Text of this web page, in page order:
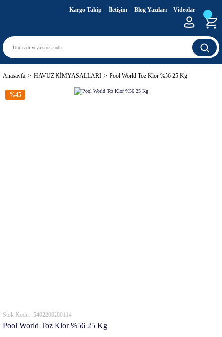
Kargo Takip İletişim Blog Yazıları Videolar
Anasayfa HAVUZ KİMYASALLARI Pool World Toz Klor %56 25 Kg
%45
Stok Kodu : 5402200200114
Pool World Toz Klor %56 25 Kg